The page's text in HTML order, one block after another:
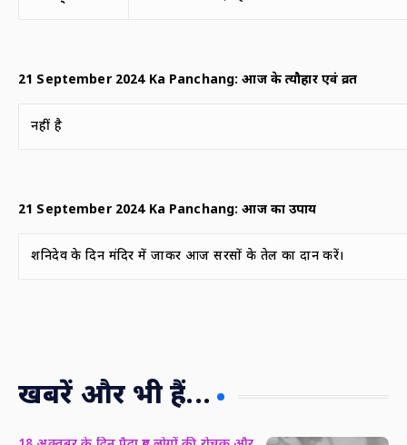
21 September 2024 Ka Panchang:आज के त्यौहार एवं व्रत
नहीं है
21 September 2024 Ka Panchang:आज का उपाय
शनिदेव के दिन मंदिर में जाकर आज सरसों के तेल का दान करें।
खबरें और भी हैं...